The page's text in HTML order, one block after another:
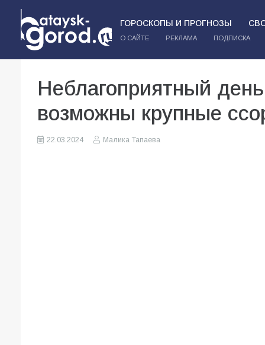
ГОРОСКОПЫ И ПРОГНОЗЫ
О САЙТЕ РЕКЛАМА ПОДПИСКА
Неблагоприятный
возможны крупные
22.03.2024 Малика Тапаева